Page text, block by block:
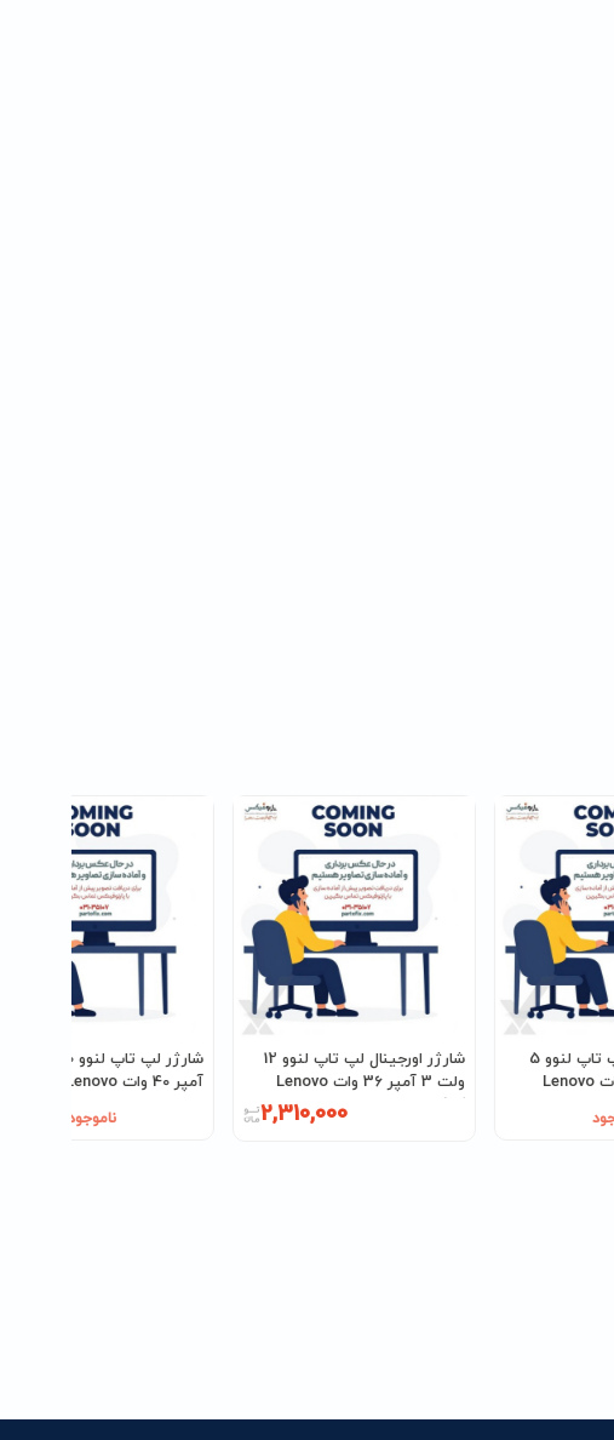
شارژر اورجینال لپ تاپ لنوو 5
ولت 4 آمپر 20 وات Lenovo
شارژر اورجینال لپ تاپ لنوو 12
ولت 3 آمپر 36 وات Lenovo
کانکتور MINI USB
2,310,000 ناموجود